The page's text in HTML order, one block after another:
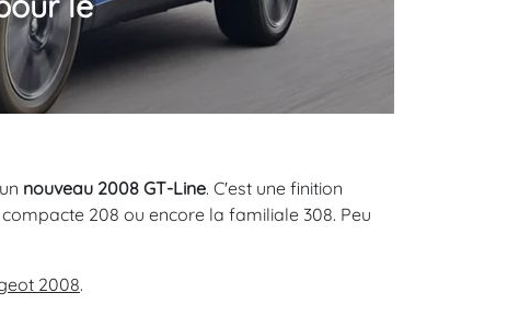
nouveau 2008 GT-Line. C'est une finition
208 ou encore la familiale 308. Peu
2008.